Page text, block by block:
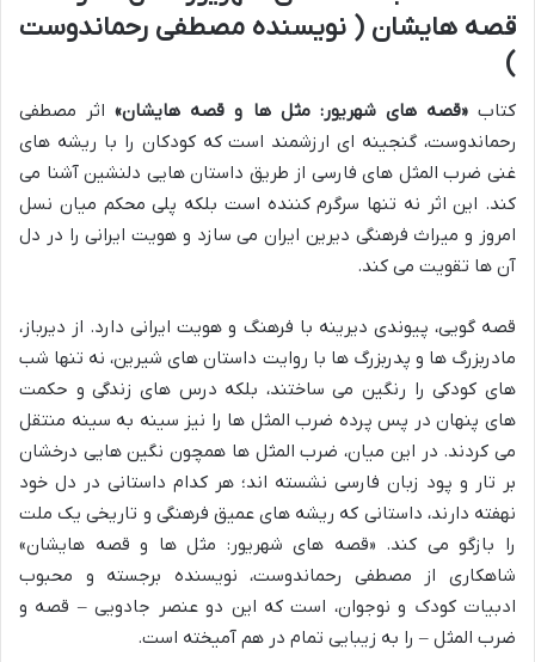
قصه هایشان ( نویسنده مصطفی رحماندوست
)
کتاب«قصه های شهریور: مثل ها و قصه هایشان»اثر مصطفی
رحماندوست، گنجینه ای ارزشمند است که کودکان را با ریشه های
غنی ضرب المثل های فارسی از طریق داستان هایی دلنشین آشنا می
کند. این اثر نه تنها سرگرم کننده است بلکه پلی محکم میان نسل
امروز و میراث فرهنگی دیرین ایران می سازد و هویت ایرانی را در دل
آن ها تقویت می کند.
قصه گویی، پیوندی دیرینه با فرهنگ و هویت ایرانی دارد. از دیرباز،
مادربزرگ ها و پدربزرگ ها با روایت داستان های شیرین، نه تنها شب
های کودکی را رنگین می ساختند، بلکه درس های زندگی و حکمت
های پنهان در پس پرده ضرب المثل ها را نیز سینه به سینه منتقل
می کردند. در این میان، ضرب المثل ها همچون نگین هایی درخشان
بر تار و پود زبان فارسی نشسته اند؛ هر کدام داستانی در دل خود
نهفته دارند، داستانی که ریشه های عمیق فرهنگی و تاریخی یک ملت
را بازگو می کند. «قصه های شهریور: مثل ها و قصه هایشان»
شاهکاری از مصطفی رحماندوست، نویسنده برجسته و محبوب
ادبیات کودک و نوجوان، است که این دو عنصر جادویی – قصه و
ضرب المثل – را به زیبایی تمام در هم آمیخته است.